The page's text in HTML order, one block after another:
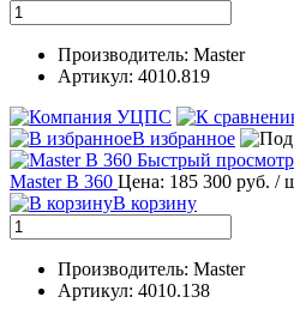
Производитель: Master
Артикул: 4010.819
В избранное
Быстрый просмотр
Master B 360 Цена: 185 300 руб. /
В корзину
Производитель: Master
Артикул: 4010.138